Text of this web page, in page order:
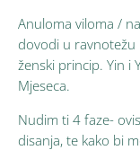
Anuloma viloma /
dovodi u ravnotežu
ženski princip. Yin i
Mjeseca.
Nudim ti 4 faze-
disanja, te kako bi